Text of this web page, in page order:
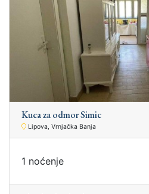
Kuca za odmor Simic
Lipova, Vrnjačka Banja
1 noćenje